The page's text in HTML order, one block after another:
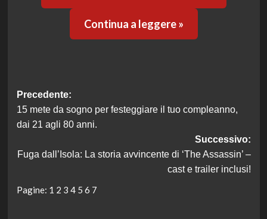
Continua a leggere »
Navigazione
articolo
Precedente:
15 mete da sogno per festeggiare il tuo compleanno,
dai 21 agli 80 anni.
Successivo:
Fuga dall’Isola: La storia avvincente di ‘The Assassin’ –
cast e trailer inclusi!
Pagine: 1 2 3 4 5 6 7